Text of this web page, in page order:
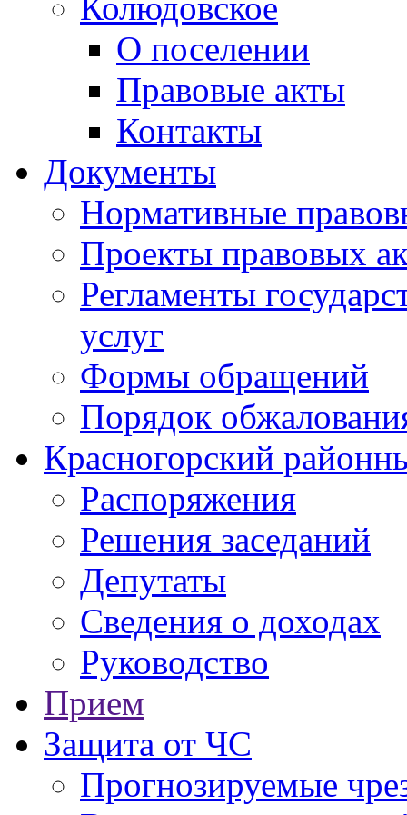
О поселении
Правовые акты
Контакты
Документы
Нормативные
Проекты правовых
Регламенты
услуг
Формы обращений
Порядок
Красногорский
Распоряжения
Решения заседаний
Депутаты
Сведения о доходах
Руководство
Прием
Защита от ЧС
Прогнозируемые